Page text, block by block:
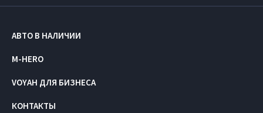
АВТО В НАЛИЧИИ
M-HERO
VOYAH ДЛЯ БИЗНЕСА
КОНТАКТЫ